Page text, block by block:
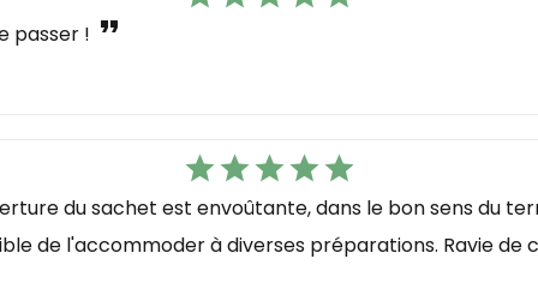
passer ! format_quote
star star star star star
du sachet est envoûtante, dans le bon sens du
de l'accommoder à diverses préparations. Ravie de